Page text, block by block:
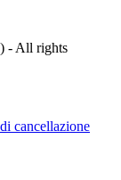
- All rights
cancellazione